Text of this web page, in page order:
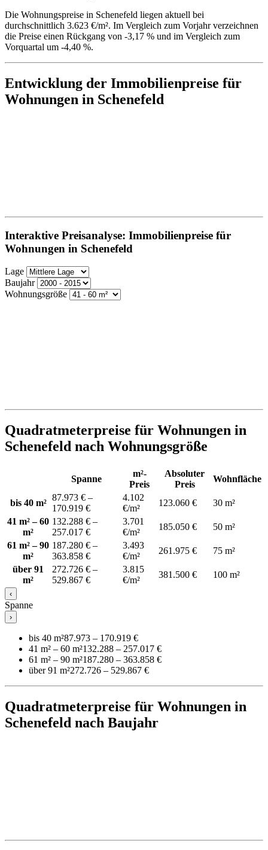
Die Wohnungspreise in Schenefeld liegen aktuell bei
durchschnittlich 3.623 €/m². Im Vergleich zum Vorjahr verzeichnen
die Preise einen Rückgang von -3,17 % und im Vergleich zum
Vorquartal um -4,40 %.
Entwicklung der Immobilienpreise für
Wohnungen in Schenefeld
Interaktive Preisanalyse: Immobilienpreise für
Wohnungen in Schenefeld
Lage
Baujahr
Wohnungsgröße
Quadratmeterpreise für Wohnungen in
Schenefeld nach Wohnungsgröße
Spanne
m²-
Preis
Absoluter
Preis
Wohnfläche
bis 40 m²
87.973 € –
170.919 €
4.102
€/m²
123.060 €
30 m²
41 m² – 60
m²
132.288 € –
257.017 €
3.701
€/m²
185.050 €
50 m²
61 m² – 90
m²
187.280 € –
363.858 €
3.493
€/m²
261.975 €
75 m²
über 91
m²
272.726 € –
529.867 €
3.815
€/m²
381.500 € 100 m²
‹
Spanne
›
bis 40 m²87.973 – 170.919 €
41 m² – 60 m²132.288 – 257.017 €
61 m² – 90 m²187.280 – 363.858 €
über 91 m²272.726 – 529.867 €
Quadratmeterpreise für Wohnungen in
Schenefeld nach Baujahr